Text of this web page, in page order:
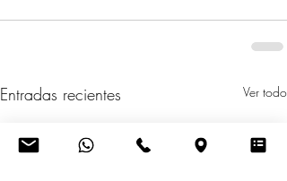
Entradas recientes Ver todo